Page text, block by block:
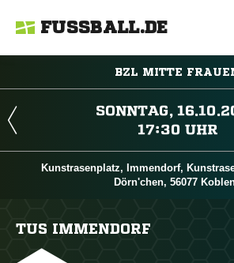
FUSSBALL.DE
BZL MITTE

 
Kunstrasenplatz, Immendorf,
Dörn'chen, 56077
TUS IMMENDORF